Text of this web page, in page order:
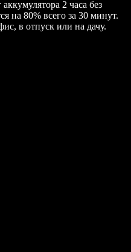
2 часа без
на 80% всего за 30 минут.
в отпуск или на дачу.